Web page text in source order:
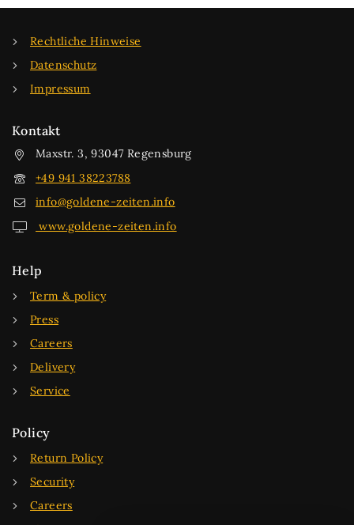
Rechtliche Hinweise
Datenschutz
Impressum
Kontakt
Maxstr. 3, 93047 Regensburg
+49 941 38223788
info@goldene-zeiten.info
www.goldene-zeiten.info
Help
Term & policy
Press
Careers
Delivery
Service
Policy
Return Policy
Security
Careers